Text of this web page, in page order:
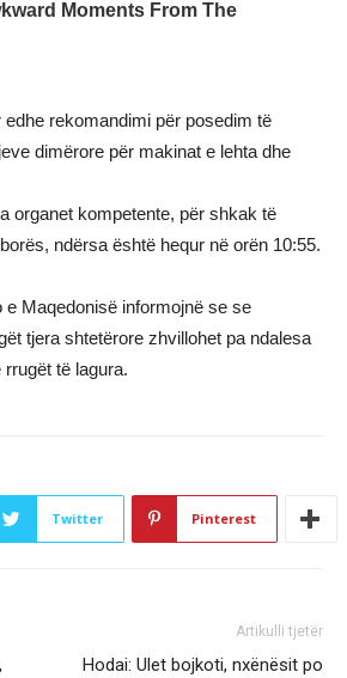
edhe rekomandimi për posedim të
dimërore për makinat e lehta dhe
organet kompetente, për shkak të
ndërsa është hequr në orën 10:55.
e Maqedonisë informojnë se se
tjera shtetërore zhvillohet pa ndalesa
të lagura.
Twitter Pinterest
Artikulli tjetër
Hodai: Ulet bojkoti, nxënësit po